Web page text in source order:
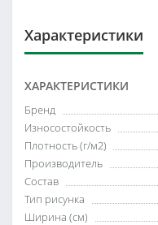
Характеристики
ХАРАКТЕРИСТИКИ
Бренд
Износостойкость
Плотность (г/м2)
Производитель
Состав
Тип рисунка
Ширина (см)